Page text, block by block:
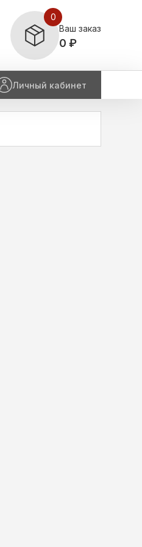
0
Ваш заказ
0 ₽
Личный кабинет